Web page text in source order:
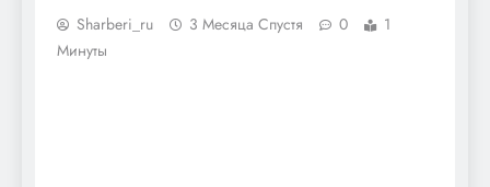
Sharberi_ru 3 Месяца Спустя 0
1
Минуты